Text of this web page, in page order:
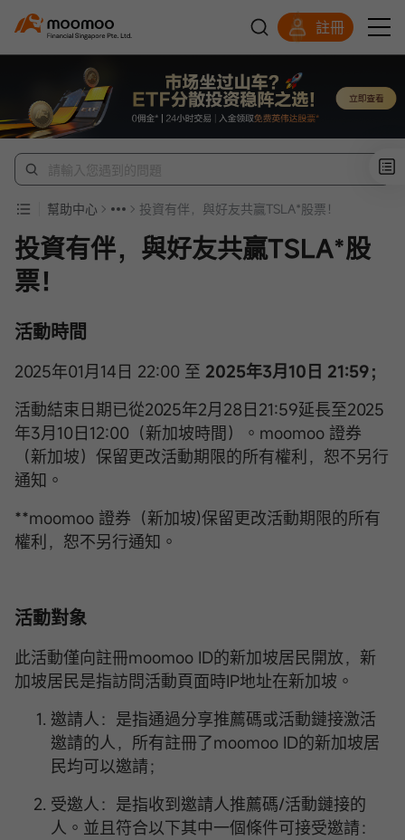
註冊
幫助中心 投資有伴，與好友共贏TSLA*股票！
投資有伴，與好友共贏TSLA*股
票！
活動時間
2025年01月14日 22:00 至 2025年3月10日 21:59；
活動結束日期已從2025年2月28日21:59延長至2025
年3月10日12:00（新加坡時間）。moomoo 證券
（新加坡）保留更改活動期限的所有權利，恕不另行
通知。
**moomoo 證券（新加坡)保留更改活動期限的所有
權利，恕不另行通知。
活動對象
此活動僅向註冊moomoo ID的新加坡居民開放，新
加坡居民是指訪問活動頁面時IP地址在新加坡。
邀請人：是指通過分享推薦碼或活動鏈接激活
邀請的人，所有註冊了moomoo ID的新加坡居
民均可以邀請；
受邀人：是指收到邀請人推薦碼/活動鏈接的
人。並且符合以下其中一個條件可接受邀請：